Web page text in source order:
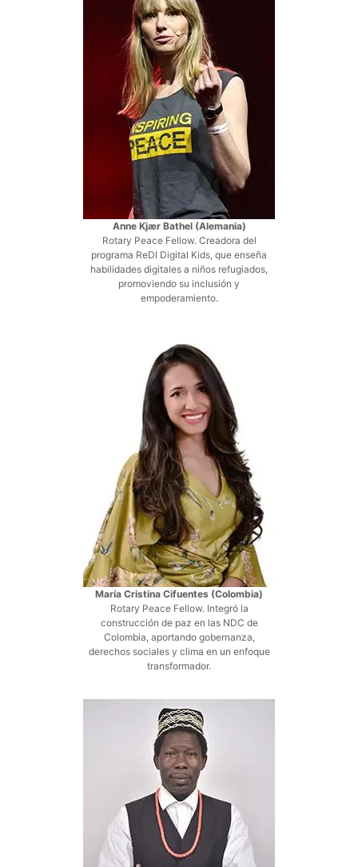
Anne Kjær Bathel (Alemania)
Rotary Peace Fellow. Creadora del
programa ReDI Digital Kids, que enseña
habilidades digitales a niños refugiados,
promoviendo su inclusión y
empoderamiento.
María Cristina Cifuentes (Colombia)
Rotary Peace Fellow. Integró la
construcción de paz en las NDC de
Colombia, aportando gobernanza,
derechos sociales y clima en un enfoque
transformador.